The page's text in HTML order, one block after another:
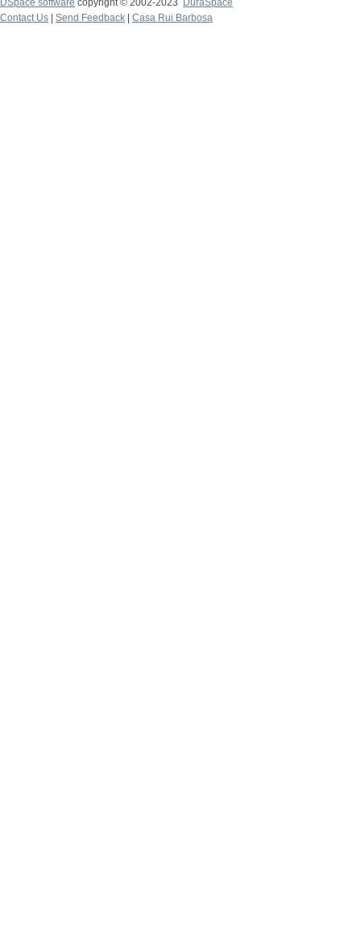
DSpace software copyright © 2002-2023
DuraSpace
Contact Us
Send Feedback Casa Rui Barbosa